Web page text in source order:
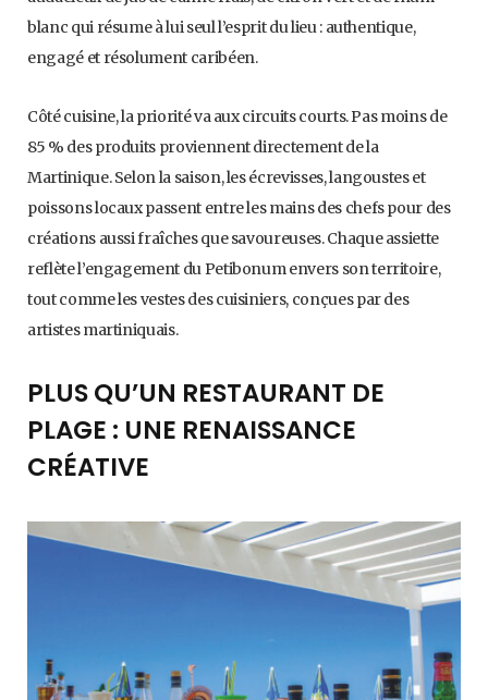
blanc qui résume à lui seul l’esprit du lieu : authentique,
engagé et résolument caribéen.
Côté cuisine, la priorité va aux circuits courts. Pas moins de
85 % des produits proviennent directement de la
Martinique. Selon la saison, les écrevisses, langoustes et
poissons locaux passent entre les mains des chefs pour des
créations aussi fraîches que savoureuses. Chaque assiette
reflète l’engagement du Petibonum envers son territoire,
tout comme les vestes des cuisiniers, conçues par des
artistes martiniquais.
PLUS QU’UN RESTAURANT DE
PLAGE : UNE RENAISSANCE
CRÉATIVE